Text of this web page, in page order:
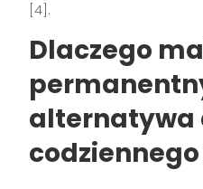
[4] .
Dlaczego
alternatywa